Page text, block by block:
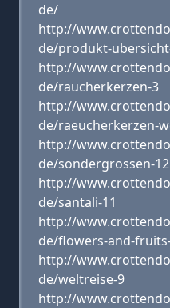
de/
http://
de/produkt-
http://
de/raucherkerzen-3
http://
de/raeucherkerzen-
http://
de/sondergrossen-12
http://
de/santali-11
http://
de/flowers-and-
http://
de/weltreise-9
http://